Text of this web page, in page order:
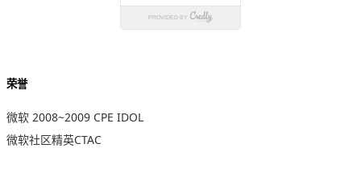
荣誉
微软 2008~2009 CPE IDOL
微软社区精英CTAC